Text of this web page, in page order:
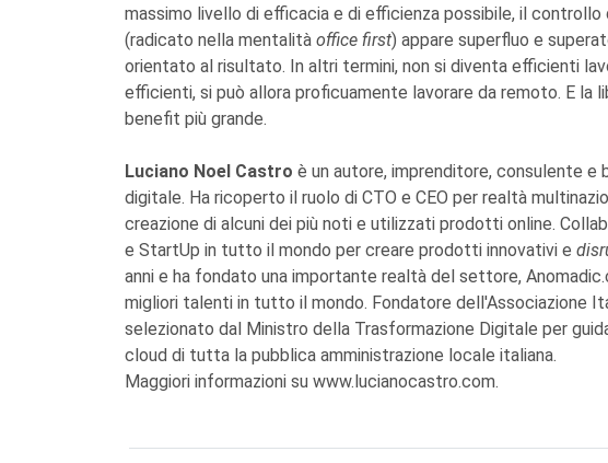
massimo livello di efficacia e di efficienza possibile, il controllo
(radicato nella mentalità office first) appare superfluo e
orientato al risultato. In altri termini, non si diventa efficienti
efficienti, si può allora proficuamente lavorare da remoto. E la
benefit più grande.
Luciano Noel Castro è un autore, imprenditore, consulente e
digitale. Ha ricoperto il ruolo di CTO e CEO per realtà
creazione di alcuni dei più noti e utilizzati prodotti online.
e StartUp in tutto il mondo per creare prodotti innovativi e
anni e ha fondato una importante realtà del settore,
migliori talenti in tutto il mondo. Fondatore dell'Associazione
selezionato dal Ministro della Trasformazione Digitale per
cloud di tutta la pubblica amministrazione locale italiana.
Maggiori informazioni su www.lucianocastro.com.